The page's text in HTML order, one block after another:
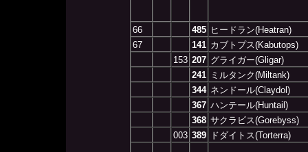
66 485 ヒードラン(Heatran)
67
141 カブトプス(Kabutops)
153 207 グライガー(Gligar)
241
ミルタンク(Miltank)
344 ネンドール(Claydol)
367 ハンテール(Huntail)
368 サクラビス(Gorebyss)
003 389 ドダイトス(Torterra)